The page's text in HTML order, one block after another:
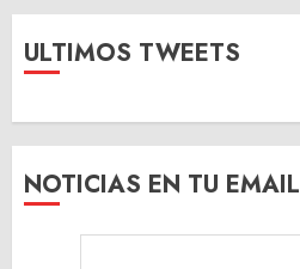
entradas
ULTIMOS TWEETS
NOTICIAS EN TU EMAIL